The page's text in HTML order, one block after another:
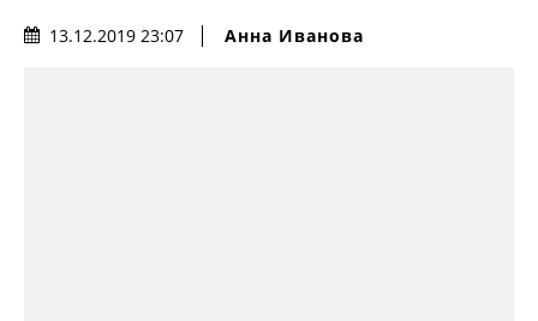
13.12.2019 23:07 Анна Иванова